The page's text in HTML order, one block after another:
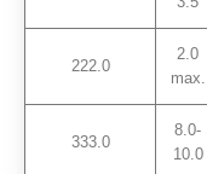
222.0
2.0
max.
333.0
8.0-
10.0